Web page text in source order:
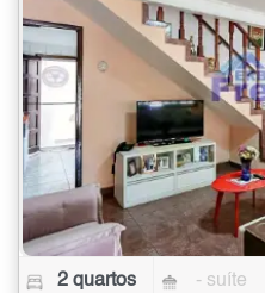
2 quartos - suíte